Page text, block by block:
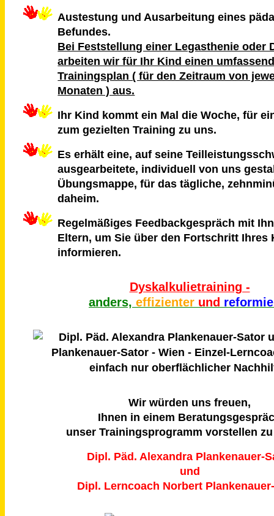
Austestung und Ausarbeitung eines
Befundes.
Bei Feststellung einer Legasthenie oder
arbeiten wir für Ihr Kind einen
Trainingsplan ( für den Zeitraum von
Monaten ) aus.
Ihr Kind kommt ein Mal die Woche, für
zum gezielten Training zu uns.
Es erhält eine, auf seine
ausgearbeitete, individuell von uns
Übungsmappe, für das tägliche,
daheim.
Regelmäßiges Feedbackgespräch mit
Eltern, um Sie über den Fortschritt Ihres
informieren.
Dyskalkulietraining -
anders, effizienter und
Wir würden uns freuen,
Ihnen in einem
unser Trainingsprogramm vorstellen
Dipl. Päd. Alexandra Plankenauer-
und
Dipl. Lerncoach Norbert